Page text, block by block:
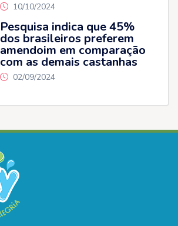
10/10/2024
Pesquisa indica que 45%
dos brasileiros preferem
amendoim em comparação
com as demais castanhas
02/09/2024